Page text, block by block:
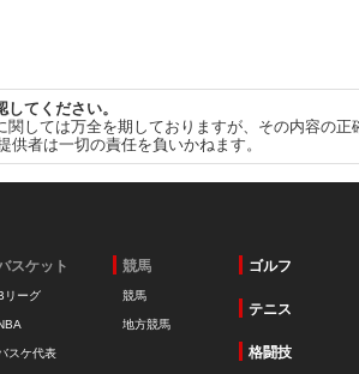
てください。
しては万全を期しておりますが、その内容の
者は一切の責任を負いかねます。
スケット
リーグ
スケ代表
競馬
競馬
地方競馬
ゴルフ
テニス
格闘技